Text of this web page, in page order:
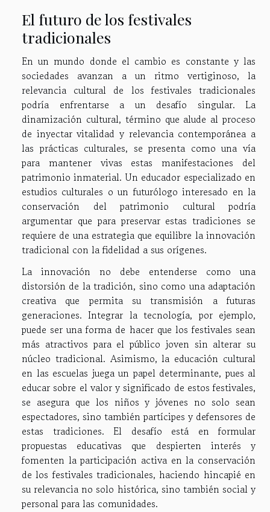
El futuro de los festivales
tradicionales
En un mundo donde el cambio es constante y las
sociedades avanzan a un ritmo vertiginoso, la
relevancia cultural de los festivales tradicionales
podría enfrentarse a un desafío singular. La
dinamización cultural, término que alude al proceso
de inyectar vitalidad y relevancia contemporánea a
las prácticas culturales, se presenta como una vía
para mantener vivas estas manifestaciones del
patrimonio inmaterial. Un educador especializado en
estudios culturales o un futurólogo interesado en la
conservación del patrimonio cultural podría
argumentar que para preservar estas tradiciones se
requiere de una estrategia que equilibre la innovación
tradicional con la fidelidad a sus orígenes.
La innovación no debe entenderse como una
distorsión de la tradición, sino como una adaptación
creativa que permita su transmisión a futuras
generaciones. Integrar la tecnología, por ejemplo,
puede ser una forma de hacer que los festivales sean
más atractivos para el público joven sin alterar su
núcleo tradicional. Asimismo, la educación cultural
en las escuelas juega un papel determinante, pues al
educar sobre el valor y significado de estos festivales,
se asegura que los niños y jóvenes no solo sean
espectadores, sino también partícipes y defensores de
estas tradiciones. El desafío está en formular
propuestas educativas que despierten interés y
fomenten la participación activa en la conservación
de los festivales tradicionales, haciendo hincapié en
su relevancia no solo histórica, sino también social y
personal para las comunidades.